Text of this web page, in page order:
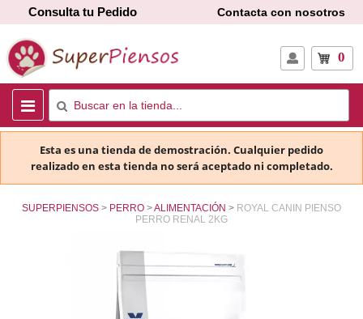
Consulta tu Pedido Contacta con nosotros
0
Esta es una tienda de demostración. Cualquier pedido
realizado en esta tienda no será aceptado ni completado.
SUPERPIENSOS PERRO ALIMENTACIÓN
ROYAL CANIN PIENSO
PERRO RENAL 2KG